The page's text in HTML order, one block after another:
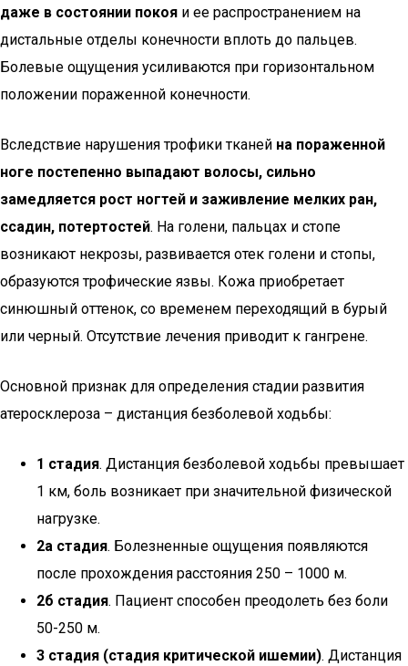
даже в состоянии покоя и ее распространением на
дистальные отделы конечности вплоть до пальцев.
Болевые ощущения усиливаются при горизонтальном
положении пораженной конечности.
Вследствие нарушения трофики тканей на пораженной
ноге постепенно выпадают волосы, сильно
замедляется рост ногтей и заживление мелких ран,
ссадин, потертостей. На голени, пальцах и стопе
возникают некрозы, развивается отек голени и стопы,
образуются трофические язвы. Кожа приобретает
синюшный оттенок, со временем переходящий в бурый
или черный. Отсутствие лечения приводит к гангрене.
Основной признак для определения стадии развития
атеросклероза – дистанция безболевой ходьбы:
1 стадия. Дистанция безболевой ходьбы превышает
1 км, боль возникает при значительной физической
нагрузке.
2а стадия. Болезненные ощущения появляются
после прохождения расстояния 250 – 1000 м.
2б стадия. Пациент способен преодолеть без боли
50-250 м.
3 стадия (стадия критической ишемии). Дистанция